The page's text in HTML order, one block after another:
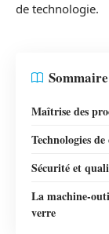
de technologie.
Sommaire
Maîtrise des
Technologies
Sécurité et
La machine-
verre